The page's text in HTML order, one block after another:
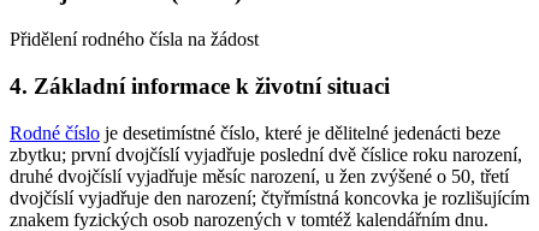
Přidělení rodného čísla na žádost
4. Základní informace k životní situaci
Rodné číslo je desetimístné číslo, které je dělitelné jedenácti beze
zbytku; první dvojčíslí vyjadřuje poslední dvě číslice roku narození,
druhé dvojčíslí vyjadřuje měsíc narození, u žen zvýšené o 50, třetí
dvojčíslí vyjadřuje den narození; čtyřmístná koncovka je rozlišujícím
znakem fyzických osob narozených v tomtéž kalendářním dnu.